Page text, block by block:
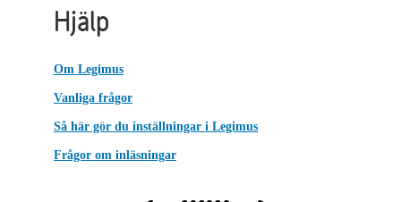
Hjälp
Om Legimus
Vanliga frågor
Så här gör du inställningar i Legimus
Frågor om inläsningar